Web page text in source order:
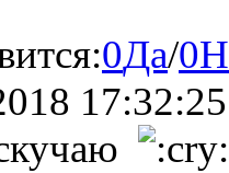
0Да/0
17:32:25